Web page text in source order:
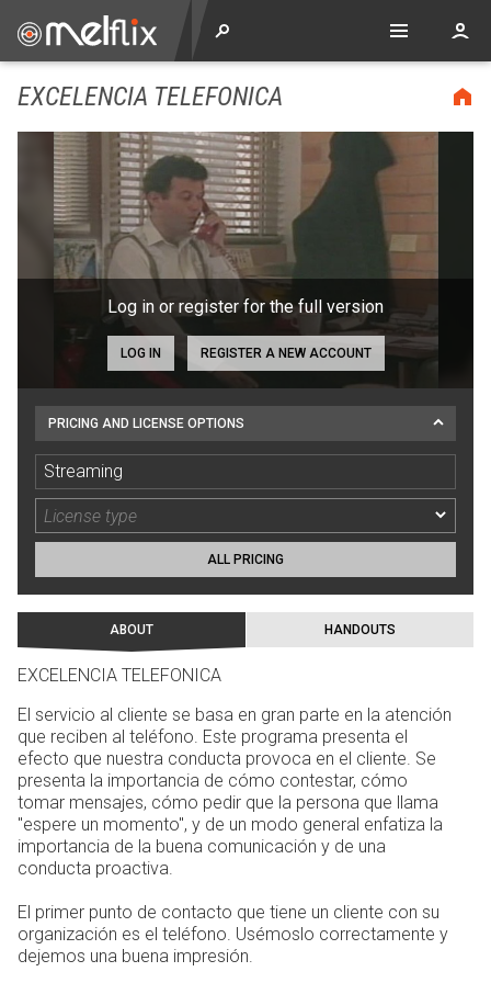
EXCELENCIA TELEFONICA
Log in or register for the full version
LOG IN REGISTER A NEW ACCOUNT
PRICING AND LICENSE OPTIONS
Streaming
ALL PRICING
ABOUT HANDOUTS
EXCELENCIA TELEFONICA
El servicio al cliente se basa en gran parte en la atención
que reciben al teléfono. Este programa presenta el
efecto que nuestra conducta provoca en el cliente. Se
presenta la importancia de cómo contestar, cómo
tomar mensajes, cómo pedir que la persona que llama
"espere un momento", y de un modo general enfatiza la
importancia de la buena comunicación y de una
conducta proactiva.
El primer punto de contacto que tiene un cliente con su
organización es el teléfono. Usémoslo correctamente y
dejemos una buena impresión.